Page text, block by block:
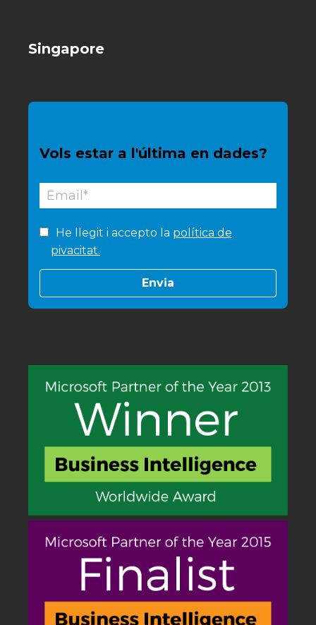
Singapore
Vols estar a l'última en dades?
He llegit i accepto la política de
pivacitat.